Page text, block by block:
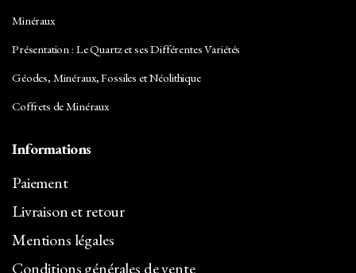
Minéraux
Présentation : Le Quartz et ses Différentes Variétés
Géodes, Minéraux, Fossiles et Néolithique
Coffrets de Minéraux
Informations
Paiement
Livraison et retour
Mentions légales
Conditions générales de vente